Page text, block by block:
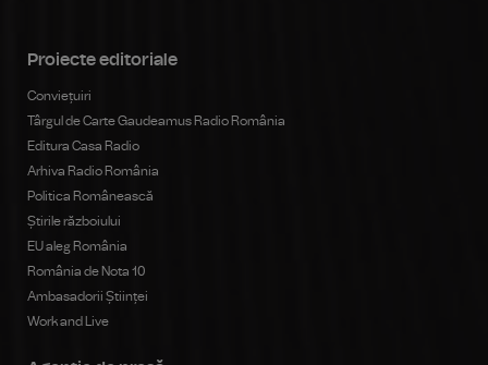
Proiecte editoriale
Conviețuiri
Târgul de Carte Gaudeamus Radio România
Editura Casa Radio
Arhiva Radio România
Politica Românească
Știrile războiului
EU aleg România
România de Nota 10
Ambasadorii Științei
Work and Live